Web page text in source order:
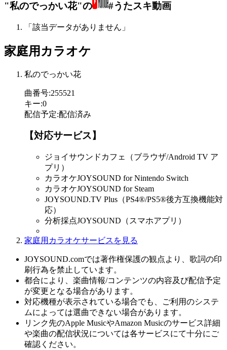
"私のでっかい花"の #うたスキ動画
「該当データがありません」
家庭用カラオケ
私のでっかい花
曲番号:255521
キー:0
配信予定:配信済み
【対応サービス】
ジョイサウンドカフェ（ブラウザ/Android TV ア
プリ）
カラオケJOYSOUND for Nintendo Switch
カラオケJOYSOUND for Steam
JOYSOUND.TV Plus（PS4®/PS5®後方互換機能対
応）
分析採点JOYSOUND（スマホアプリ）
家庭用カラオケサービスを見る
JOYSOUND.comでは著作権保護の観点より、歌詞の印
刷行為を禁止しています。
都合により、楽曲情報/コンテンツの内容及び配信予定
が変更となる場合があります。
対応機種が表示されている場合でも、ご利用のシステ
ムによっては選曲できない場合があります。
リンク先のApple MusicやAmazon Musicのサービス詳細
や楽曲の配信状況については各サービスにて十分にご
確認ください。